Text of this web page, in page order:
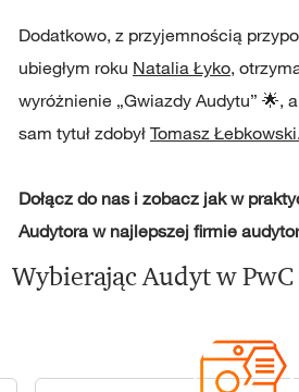
Dodatkowo, z przyjemnością
ubiegłym roku Natalia Łyko,
wyróżnienie „Gwiazdy Audytu” 🌟,
sam tytuł zdobył Tomasz
Dołącz do nas i zobacz jak w
Audytora w najlepszej firmie
Wybierając Audyt w